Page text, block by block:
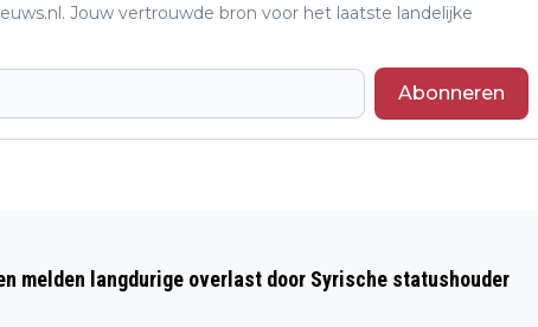
Jouw vertrouwde bron voor het laatste landelijke
Abonneren
“SPORTSCHOOL VENENDAAL”
melden langdurige overlast door Syrische statushouder